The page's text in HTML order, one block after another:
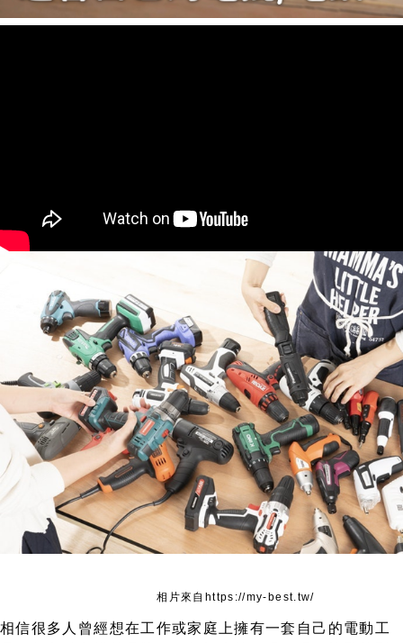
相片來自https://my-best.tw/
相信很多人曾經想在工作或家庭上擁有一套自己的電動工